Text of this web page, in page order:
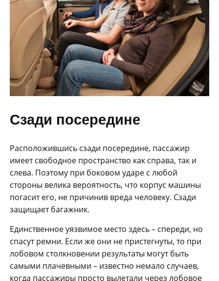
Сзади посередине
Расположившись сзади посередине, пассажир
имеет свободное пространство как справа, так и
слева. Поэтому при боковом ударе с любой
стороны велика вероятность, что корпус машины
погасит его, не причинив вреда человеку. Сзади
защищает багажник.
Единственное уязвимое место здесь – спереди, но
спасут ремни. Если же они не пристегнуты, то при
лобовом столкновении результаты могут быть
самыми плачевными – известно немало случаев,
когда пассажиры просто вылетали через лобовое